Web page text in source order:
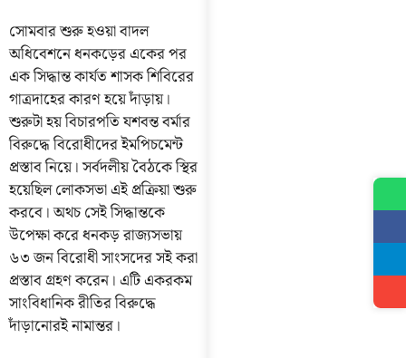
সোমবার শুরু হওয়া বাদল
অধিবেশনে ধনকড়ের একের পর
এক সিদ্ধান্ত কার্যত শাসক শিবিরের
গাত্রদাহের কারণ হয়ে দাঁড়ায়।
শুরুটা হয় বিচারপতি যশবন্ত বর্মার
বিরুদ্ধে বিরোধীদের ইমপিচমেন্ট
প্রস্তাব নিয়ে। সর্বদলীয় বৈঠকে স্থির
হয়েছিল লোকসভা এই প্রক্রিয়া শুরু
করবে। অথচ সেই সিদ্ধান্তকে
উপেক্ষা করে ধনকড় রাজ্যসভায়
৬৩ জন বিরোধী সাংসদের সই করা
প্রস্তাব গ্রহণ করেন। এটি একরকম
সাংবিধানিক রীতির বিরুদ্ধে
দাঁড়ানোরই নামান্তর।